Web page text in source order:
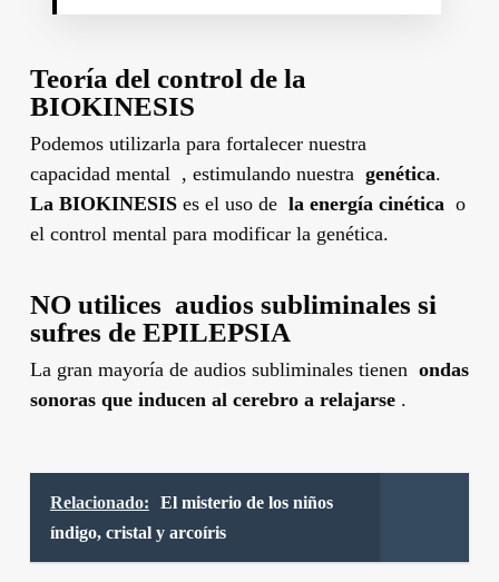
Teoría del control de la
BIOKINESIS
Podemos utilizarla para fortalecer nuestra
capacidad mental , estimulando nuestra genética.
La BIOKINESIS es el uso de la energía cinética o
el control mental para modificar la genética.
NO utilices audios subliminales si
sufres de EPILEPSIA
La gran mayoría de audios subliminales tienen ondas
sonoras que inducen al cerebro a relajarse.
Relacionado:
El misterio de los niños
índigo, cristal y arcoíris